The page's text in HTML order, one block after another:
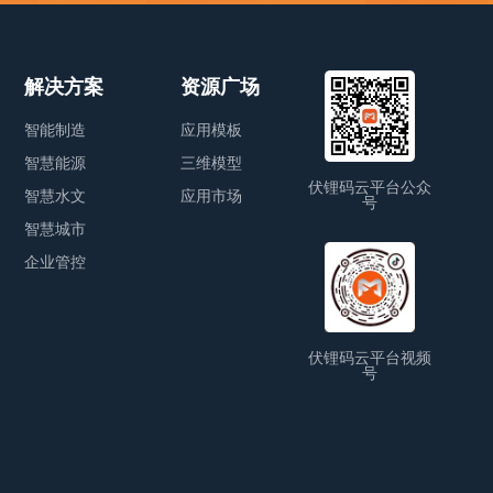
解决方案
智能制造
智慧能源
智慧水文
智慧城市
企业管控
资源广场
应用模板
三维模型
应用市场
伏锂码云平台公众
号
伏锂码云平台视频
号